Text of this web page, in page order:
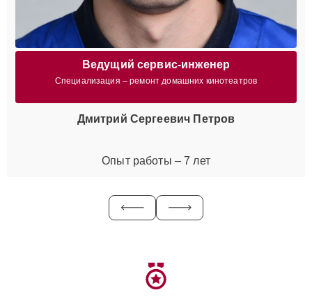
Ведущий сервис-инженер
Специализация – ремонт домашних кинотеатров
Дмитрий Сергеевич Петров
Опыт работы – 7 лет